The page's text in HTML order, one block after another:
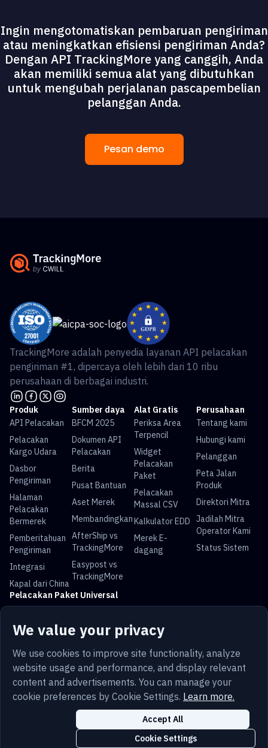
Ingin mengotomatiskan pembaruan pengiriman
atau meningkatkan efisiensi pengiriman Anda?
Dengan API TrackingMore yang canggih, Anda
akan memiliki semua alat yang dibutuhkan
untuk mengubah perjalanan pascapembelian
pelanggan Anda.
Pesan demo
We value your privacy
We use cookies to improve site functionality, analyze
website usage and performance, and display relevant
content and advertisements. You can manage your
cookie preferences by Cookie Settings. Learn more.
Cookie Settings
Accept All
TrackingMore adalah penyedia layanan API pelacakan
pengiriman #1, dipercaya oleh lebih dari 10 ribu
perusahaan di berbagai industri.
Produk
API Pelacakan
Pelacakan
Kargo Udara
Dasbor
Pengiriman
Halaman
Pelacakan
Bermerek
Pemberitahuan
Pengiriman
Integrasi
Kapal dari China
Sumber daya
BFCM 2025
Dokumen API
Pelacakan
Berita
Pusat Bantuan
Aset Merek
Membandingkan
AfterShip vs
TrackingMore
Easypost vs
TrackingMore
Alat Gratis
Periksa Area
Terpencil
Widget
Pelacakan
Paket
Pelacakan
Massal CSV
Kalkulator EDD
Merek E-
dagang
Perusahaan
Tentang kami
Hubungi kami
Pelanggan
Peta Jalan
Produk
Direktori Mitra
Jadilah Mitra
Operator Kami
Status Sistem
Pelacakan Paket Universal
FedEx
Post
Mail
Express
Australia
Pribadi Peta situs
Keamanan
Trust
Cookie Pengaturan Cookie
Copyright © 2014-2026 TrackingMore. All Rights Reserved.